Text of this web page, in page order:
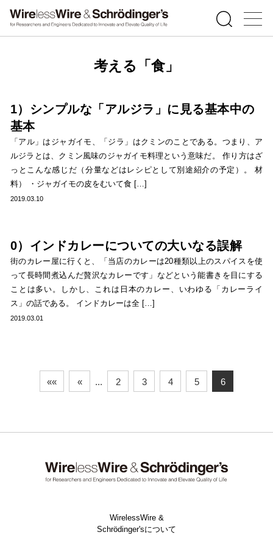
考える「食」
1）シンプルな「アルジラ」に見る基本中の
基本
「アル」はジャガイモ、「ジラ」はクミンのことである。つまり、ア
ルジラとは、クミン風味のジャガイモ料理という意味だ。 作り方はざ
っとこんな感じだ（分量などはレシピとして別途紹介の予定）。 材
料） ・ジャガイモの皮をむいて食 […]
2019.03.10
0）インドカレーについての大いなる誤解
街のカレー屋に行くと、「当店のカレーは20種類以上のスパイスを使
って長時間煮込んだ贅沢なカレーです」などという能書きを目にする
ことは多い。しかし、これは日本のカレー、いわゆる「カレーライ
ス」の話である。 インドカレーは全 […]
2019.03.01
«« « ... 2 3 4 5 6
WirelessWire &
Schrödinger'sについて